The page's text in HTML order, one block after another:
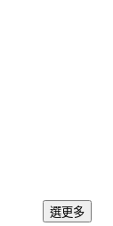
選更多